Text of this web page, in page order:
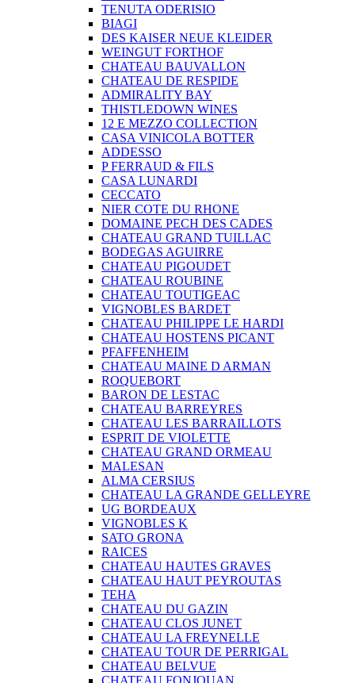
TENUTA ODERISIO
BIAGI
DES KAISER NEUE KLEIDER
WEINGUT FORTHOF
CHATEAU BAUVALLON
CHATEAU DE RESPIDE
ADMIRALITY BAY
THISTLEDOWN WINES
12 E MEZZO COLLECTION
CASA VINICOLA BOTTER
ADDESSO
P FERRAUD & FILS
CASA LUNARDI
CECCATO
NIER COTE DU RHONE
DOMAINE PECH DES CADES
CHATEAU GRAND TUILLAC
BODEGAS AGUIRRE
CHATEAU PIGOUDET
CHATEAU ROUBINE
CHATEAU TOUTIGEAC
VIGNOBLES BARDET
CHATEAU PHILIPPE LE HARDI
CHATEAU HOSTENS PICANT
PFAFFENHEIM
CHATEAU MAINE D ARMAN
ROQUEBORT
BARON DE LESTAC
CHATEAU BARREYRES
CHATEAU LES BARRAILLOTS
ESPRIT DE VIOLETTE
CHATEAU GRAND ORMEAU
MALESAN
ALMA CERSIUS
CHATEAU LA GRANDE GELLEYRE
UG BORDEAUX
VIGNOBLES K
SATO GRONA
RAICES
CHATEAU HAUTES GRAVES
CHATEAU HAUT PEYROUTAS
TEHA
CHATEAU DU GAZIN
CHATEAU CLOS JUNET
CHATEAU LA FREYNELLE
CHATEAU TOUR DE PERRIGAL
CHATEAU BELVUE
CHATEAU FONJOUAN